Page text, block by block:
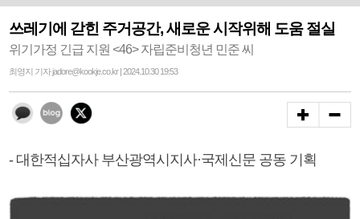
쓰레기에 갇힌 주거공간, 새로운 시작위해 도움 절실
위기가정 긴급 지원 <46> 자립준비청년 민준 씨
최영지 기자 jadore@kookje.co.kr | 2024.10.30 19:53
- 대한적십자사 부산광역시지사·국제신문 공동 기획